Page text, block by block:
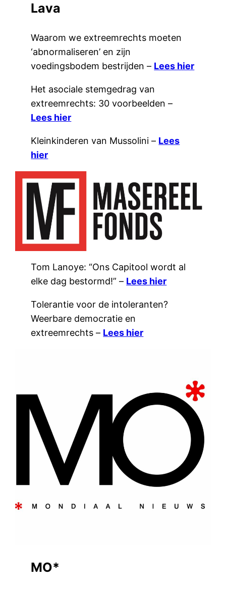
Lava
Waarom we extreemrechts moeten
‘abnormaliseren’ en zijn
voedingsbodem bestrijden – Lees hier
Het asociale stemgedrag van
extreemrechts: 30 voorbeelden –
Lees hier
Kleinkinderen van Mussolini – Lees
hier
Tom Lanoye: “Ons Capitool wordt al
elke dag bestormd!” – Lees hier
Tolerantie voor de intoleranten?
Weerbare democratie en
extreemrechts – Lees hier
MO*